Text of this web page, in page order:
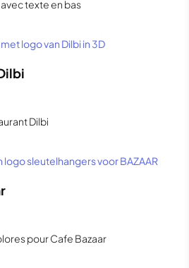
texte en bas
Dilbi
pour Cafe Bazaar